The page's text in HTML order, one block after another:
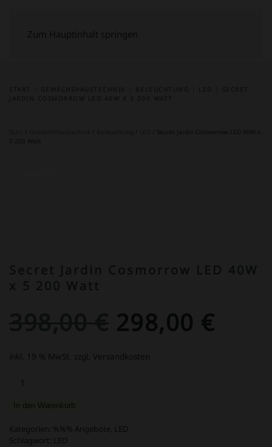
Zum Hauptinhalt springen
/ Secret Jardin Cosmorrow LED 40W x
5 200 Watt
Preis
398,00 €
298,00 €
inkl. 19 % MwSt. zzgl. Versandkosten
Jardin
Cosmorrow
40W
x
In den Warenkorb
Kategorien: %%% Angebote
LED
Schlagwort:
LED